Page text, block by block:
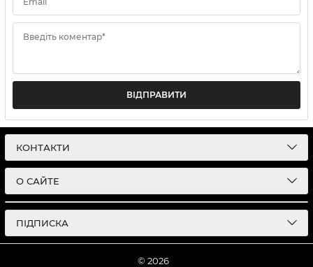
Введіть коментар*
ВІДПРАВИТИ
КОНТАКТИ
О САЙТЕ
ПІДПИСКА
© 2026